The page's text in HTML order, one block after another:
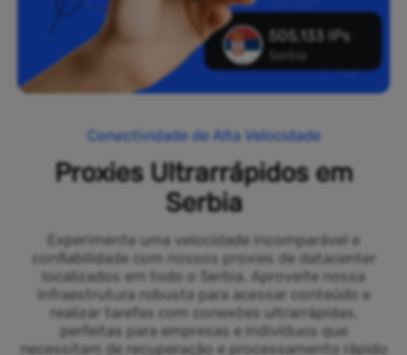
505,133 IPs
Serbia
Conectividade de Alta Velocidade
Proxies Ultrarrápidos em
Serbia
Experimente uma velocidade incomparável e
confiabilidade com nossos proxies de datacenter
localizados em todo o Serbia. Aproveite nossa
infraestrutura robusta para acessar conteúdo e
realizar tarefas com conexões ultrarrápidas,
perfeitas para empresas e indivíduos que
necessitam de recuperação e processamento rápido